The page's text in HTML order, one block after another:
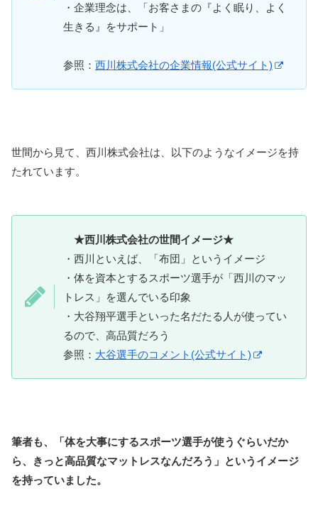
・企業理念は、「お客さまの『よく眠り、よく
生きる』をサポート」
参照： 西川株式会社の企業情報(公式サイト)
世間から見て、西川株式会社は、以下のようなイメージを持
たれています。
★西川株式会社の世間イメージ★
・西川といえば、「布団」というイメージ
・体を資本とするスポーツ選手が「西川のマッ
トレス」を選んでいる印象
・大谷翔平選手といった名だたる人が使ってい
るので、高品質だろう
参照： 大谷選手のコメント(公式サイト)
筆者も、「体を大事にするスポーツ選手が使うぐらいだか
ら、きっと高品質なマットレスなんだろう」というイメージ
を持っていました。